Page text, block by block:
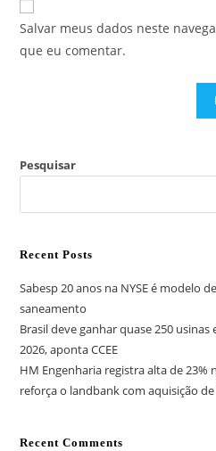
Salvar meus dados neste
que eu comentar.
Pesquisar
Recent Posts
Sabesp 20 anos na NYSE é modelo
saneamento
Brasil deve ganhar quase 250 usinas
2026, aponta CCEE
HM Engenharia registra alta de 23%
reforça o landbank com aquisição de
Recent Comments